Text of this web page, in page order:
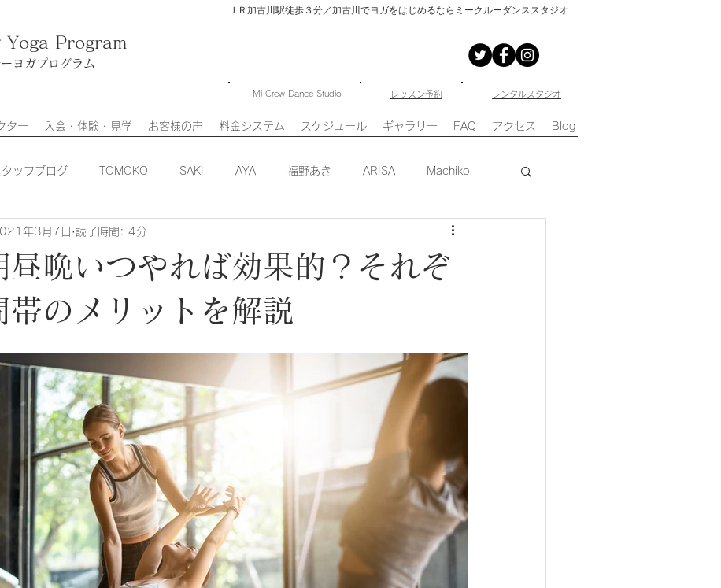
Yoga Program
ヨガプログラム
​Mi Crew Dance Studio ​レッスン予約 ​レンタルスタジオ
ＪＲ加古川駅徒歩３分／加古川でヨガをはじめるならミークルーダンススタジオ
ター 入会・体験・見学 お客様の声 料金システム スケジュール ギャラリー FAQ アクセス Blog
タッフブログ TOMOKO SAKI AYA 福野あき ARISA Machiko
スタジオニュース
昼晩いつやれば効果的？それぞ
帯のメリットを解説
年3月7日 読了時間: 4分